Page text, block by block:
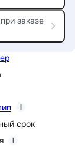
i
срок
i
заказе